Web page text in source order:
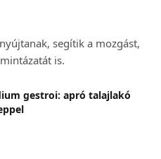
segítik a mozgást,
is.
gestroi: apró talajlakó